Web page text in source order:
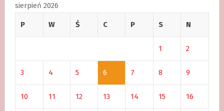
sierpień 2026
P W Ś C P S N
1 2
3 4 5 6 7 8 9
10 11 12 13 14 15 16